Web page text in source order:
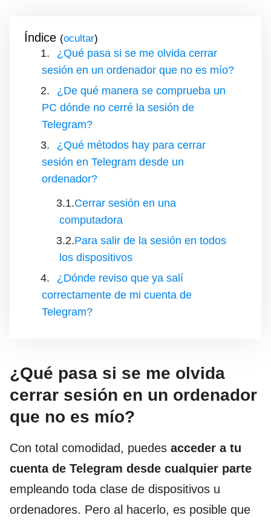
Índice ( )
¿Qué pasa si se me olvida cerrar
sesión en un ordenador que no es mío?
¿De qué manera se comprueba un
PC dónde no cerré la sesión de
Telegram?
¿Qué métodos hay para cerrar
sesión en Telegram desde un
ordenador?
Cerrar sesión en una
computadora
Para salir de la sesión en todos
los dispositivos
¿Dónde reviso que ya salí
correctamente de mi cuenta de
Telegram?
¿Qué pasa si se me olvida
cerrar sesión en un ordenador
que no es mío?
Con total comodidad, puedes acceder a tu
cuenta de Telegram desde cualquier parte
empleando toda clase de dispositivos u
ordenadores. Pero al hacerlo, es posible que